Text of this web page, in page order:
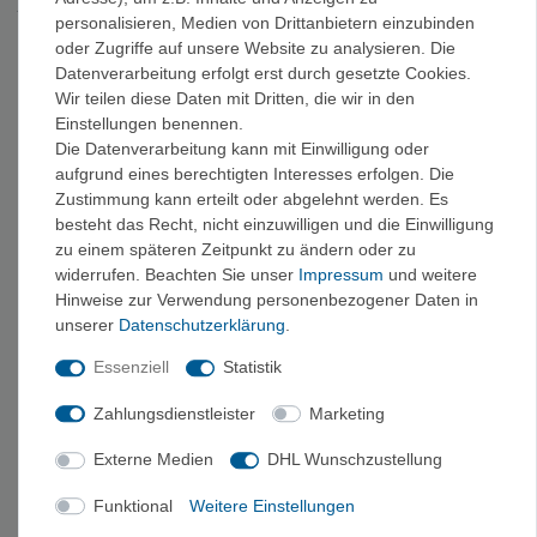
Vaude Rucksäcke
Rucksäcke gehören seit den Anfängen zum Kern des Vaude-
Sortiments, und die Auswahl ist entsprechend groß – vom
wendigen Tagesrucksack über den Trekkingrucksack bis zur
Bikepacking-Tasche. Viele Modelle bestehen aus Materialien,
die nach dem bluesign®-Standard hergestellt werden, der
Umwelt- und Verbraucherschutz in der Textilproduktion
berücksichtigt.
Vaude Jacken
Das Jackensortiment von Vaude ist bemerkenswert breit und
verbindet ansprechende Optik mit durchdachter Funktion –
eigene Label „Green Shape“ für umweltfreundlichere Produkte
sowie den staatlichen „Grünen Knopf“ für sozial und ökologisch
personalisieren, Medien von Drittanbietern einzubinden
oder Zugriffe auf unsere Website zu analysieren. Die
Datenverarbeitung erfolgt erst durch gesetzte Cookies.
Wir teilen diese Daten mit Dritten, die wir in den
Einstellungen benennen.
Die Datenverarbeitung kann mit Einwilligung oder
aufgrund eines berechtigten Interesses erfolgen. Die
Zustimmung kann erteilt oder abgelehnt werden. Es
besteht das Recht, nicht einzuwilligen und die Einwilligung
zu einem späteren Zeitpunkt zu ändern oder zu
widerrufen. Beachten Sie unser Impressum und weitere
Hinweise zur Verwendung personenbezogener Daten in
unserer Daten­schutz­erklärung.
Essenziell Statistik
Zahlungsdienstleister Marketing
Externe Medien DHL Wunschzustellung
Funktional Weitere Einstellungen